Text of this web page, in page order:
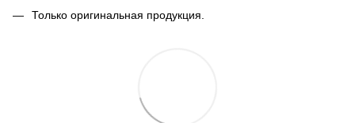
Только оригинальная продукция.